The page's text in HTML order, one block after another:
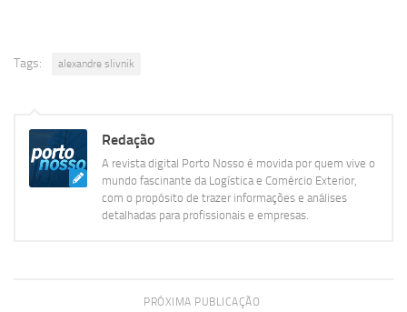
Tags: alexandre slivnik
Redação
A revista digital Porto Nosso é movida por quem vive o
mundo fascinante da Logística e Comércio Exterior,
com o propósito de trazer informações e análises
detalhadas para profissionais e empresas.
PRÓXIMA PUBLICAÇÃO